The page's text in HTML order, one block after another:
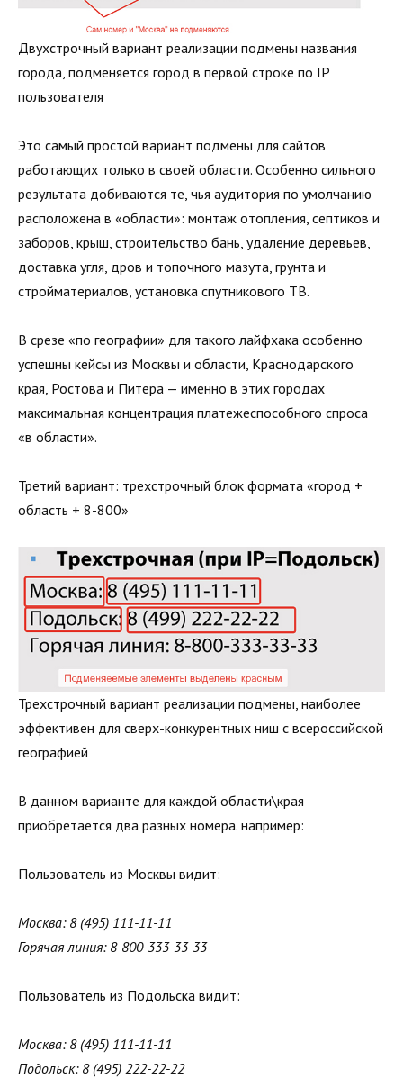
Двухстрочный вариант реализации подмены названия
города, подменяется город в первой строке по IP
пользователя
Это самый простой вариант подмены для сайтов
работающих только в своей области. Особенно сильного
результата добиваются те, чья аудитория по умолчанию
расположена в «области»: монтаж отопления, септиков и
заборов, крыш, строительство бань, удаление деревьев,
доставка угля, дров и топочного мазута, грунта и
стройматериалов, установка спутникового ТВ.
В срезе «по географии» для такого лайфхака особенно
успешны кейсы из Москвы и области, Краснодарского
края, Ростова и Питера — именно в этих городах
максимальная концентрация платежеспособного спроса
«в области».
Третий вариант: трехстрочный блок формата «город +
область + 8-800»
Трехстрочный вариант реализации подмены, наиболее
эффективен для сверх-конкурентных ниш с всероссийской
географией
В данном варианте для каждой области\края
приобретается два разных номера. например:
Пользователь из Москвы видит:
Москва: 8 (495) 111-11-11
Горячая линия: 8-800-333-33-33
Пользователь из Подольска видит:
Москва: 8 (495) 111-11-11
Подольск: 8 (495) 222-22-22